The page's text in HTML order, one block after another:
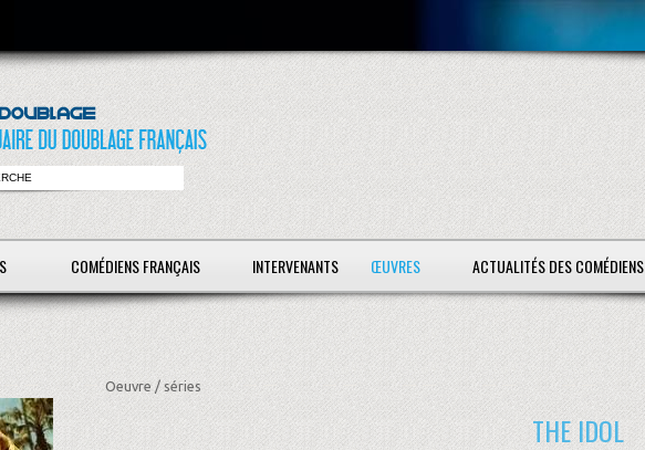
COMÉDIENS FRANÇAIS INTERVENANTS ŒUVRES ACTUALITÉS DES COMÉDIENS
Oeuvre / séries
THE IDOL